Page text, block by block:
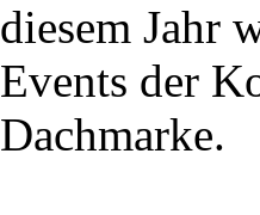
diesem Jahr
Events der
Dachmarke.